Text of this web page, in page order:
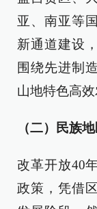
亚、南亚等
新通道建设
围绕先进制
山地特色高
（二）民族
改革开放40
政策，凭借